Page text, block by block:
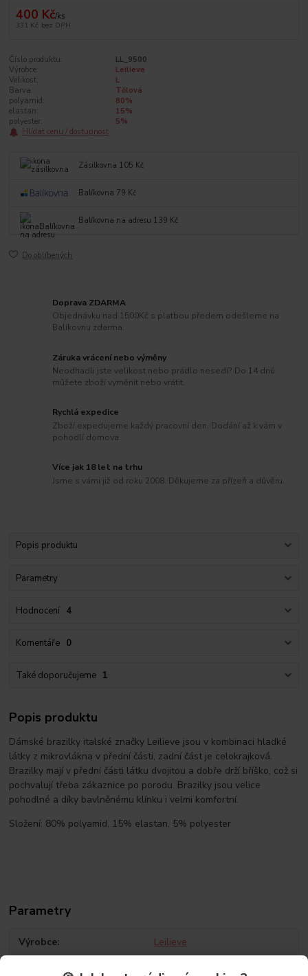
400 Kč/ks
331 Kč bez DPH
Číslo produktu:
LL_9500
Výrobce:
Leilieve
Velikost:
L
Barva:
Tělová
polyamid:
80%
elastan:
15%
polyester:
5%
Hlídat cenu / dostupnost
Zásilkovna 105 Kč
Balíkovna 79 Kč
Balíkovna na adresu 139 Kč
Do oblíbených
Doprava ZDARMA
Objednávku nad 1500Kč s platbou předem odešleme na
Balíkovnu zdarma.
Záruka vrácení nebo výměny
Neodhadli jste velikost nebo prádlo nesedí? Do 14 dnů
můžete zboží vyměnit nebo vrátit.
Rychlá expedice
Zboží expedujeme každý pracovní den. Dodání až k vám v
pohodlí domova.
Více jak 18 let na trhu
Jsme s vámi již od roku 2008. Děkujeme za přízeň a důvěru.
Popis produktu
Parametry
Hodnocení 4
Komentáře 0
Také doporučujeme 1
Popis produktu
Dámské brazilky italské značky Leilieve jsou v kombinaci hladké
látky z mikrovlákna v přední části, zadní část je celokrajková.
Brazilky mají v přední části látku dvojitou a dobře drží bříško, což si
pochvalují třeba zákaznice po porodu. Brazilky jsou velice
pohodlné a díky bavlněnému klínku i velmi komfortní.
Složení: 80% polyamid, 15% elastan, 5% polyester
Parametry
Výrobce Leilieve